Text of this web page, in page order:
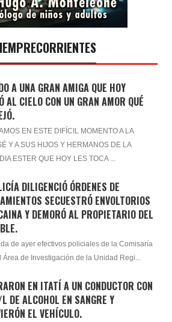
A UNA GRAN AMIGA QUE HOY
AL CIELO CON UN GRAN AMOR QUÉ
EN ESTE DIFÍCIL MOMENTO A LA
Y A SUS HIJOS Y HERMANOS DE LA
ESTER QUE HOY LES TOCA ...
DILIGENCIÓ ÓRDENES DE
SECUESTRÓ ENVOLTORIOS
Y DEMORÓ AL PROPIETARIO DEL
de ayer efectivos policiales de la Comisaría
Área de Investigación de la Unidad Regi...
EN ITATÍ A UN CONDUCTOR CON
DE ALCOHOL EN SANGRE Y
EL VEHÍCULO.